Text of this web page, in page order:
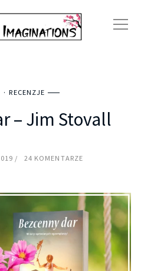
RECENZJE
– Jim Stovall
24 KOMENTARZE